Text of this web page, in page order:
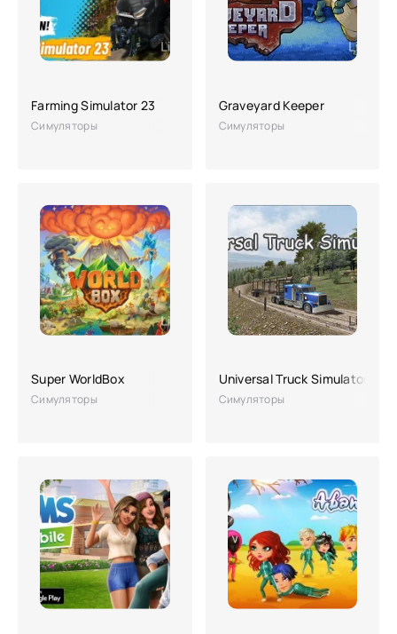
Farming Simulator 23
Симуляторы
Graveyard Keeper
Симуляторы
Super WorldBox
Симуляторы
Universal Truck Simulator
Симуляторы